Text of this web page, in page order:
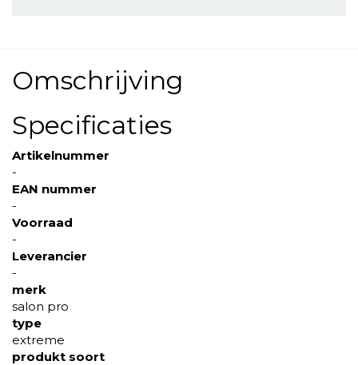
Omschrijving
Specificaties
Artikelnummer
-
EAN nummer
-
Voorraad
-
Leverancier
-
merk
salon pro
type
extreme
produkt soort